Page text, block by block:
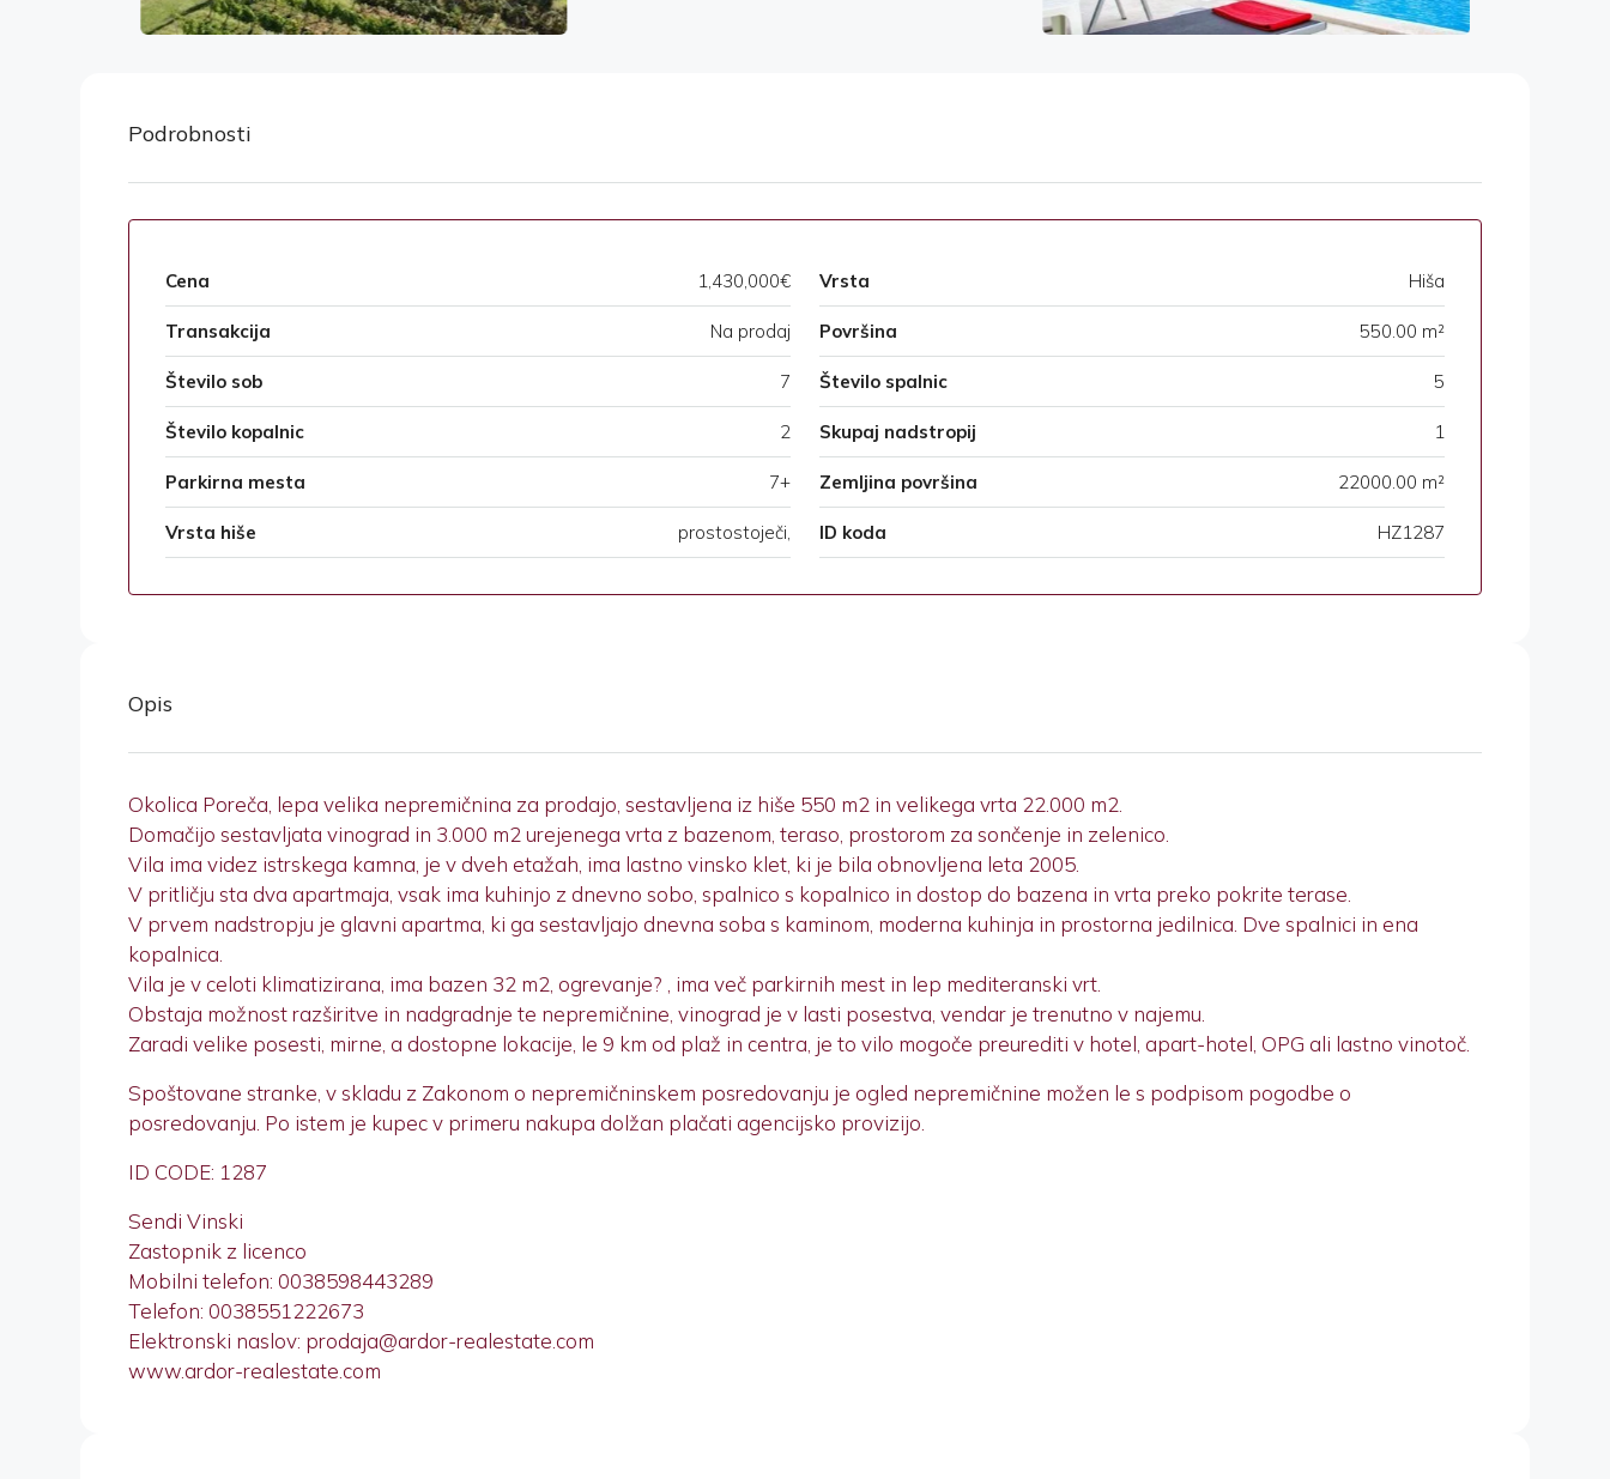
Podrobnosti
Cena 1,430,000€ Vrsta Hiša
Transakcija Na prodaj Površina 550.00 m²
Število sob 7 Število spalnic 5
Število kopalnic 2 Skupaj nadstropij 1
Parkirna mesta 7+ Zemljina površina 22000.00 m²
Vrsta hiše prostostoječi, ID koda HZ1287
Opis
Okolica Poreča, lepa velika nepremičnina za prodajo, sestavljena iz hiše 550 m2 in velikega vrta 22.000 m2.
Domačijo sestavljata vinograd in 3.000 m2 urejenega vrta z bazenom, teraso, prostorom za sončenje in zelenico.
Vila ima videz istrskega kamna, je v dveh etažah, ima lastno vinsko klet, ki je bila obnovljena leta 2005.
V pritličju sta dva apartmaja, vsak ima kuhinjo z dnevno sobo, spalnico s kopalnico in dostop do bazena in vrta preko pokrite terase.
V prvem nadstropju je glavni apartma, ki ga sestavljajo dnevna soba s kaminom, moderna kuhinja in prostorna jedilnica. Dve spalnici in ena
kopalnica.
Vila je v celoti klimatizirana, ima bazen 32 m2, ogrevanje? , ima več parkirnih mest in lep mediteranski vrt.
Obstaja možnost razširitve in nadgradnje te nepremičnine, vinograd je v lasti posestva, vendar je trenutno v najemu.
Zaradi velike posesti, mirne, a dostopne lokacije, le 9 km od plaž in centra, je to vilo mogoče preurediti v hotel, apart-hotel, OPG ali lastno vinotoč.
Spoštovane stranke, v skladu z Zakonom o nepremičninskem posredovanju je ogled nepremičnine možen le s podpisom pogodbe o
posredovanju. Po istem je kupec v primeru nakupa dolžan plačati agencijsko provizijo.
ID CODE: 1287
Sendi Vinski
Zastopnik z licenco
Mobilni telefon: 0038598443289
Telefon: 0038551222673
Elektronski naslov: prodaja@ardor-realestate.com
www.ardor-realestate.com